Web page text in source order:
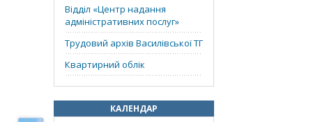
Відділ «‎Центр надання
адміністративних послуг»
Трудовий архів Василівської ТГ
Квартирний облік
КАЛЕНДАР